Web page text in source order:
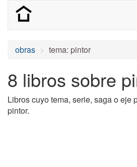
obras tema: pintor
8 libros sobre
Libros cuyo tema, serie, saga o eje
pintor.